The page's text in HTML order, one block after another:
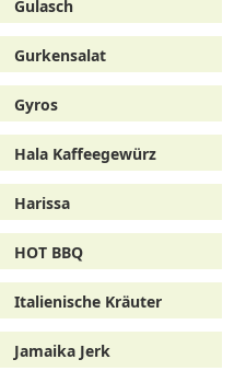
Gulasch
Gurkensalat
Gyros
Hala Kaffeegewürz
Harissa
HOT BBQ
Italienische Kräuter
Jamaika Jerk